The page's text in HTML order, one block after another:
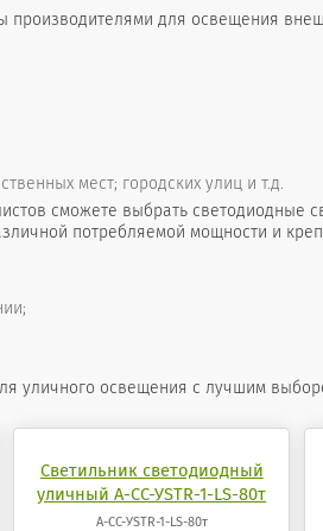
для освещения
мест; городских улиц и т.д.
сможете выбрать светодиодные
потребляемой мощности и
уличного освещения с лучшим
Светильник светодиодный
уличный А-СС-УSTR-1-LS-80т
А-СС-УSTR-1-LS-80т